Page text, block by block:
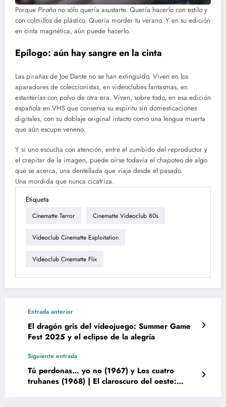
Porque Pirañano sólo quería asustarte. Quería hacerlo con estilo y
con colmillos de plástico. Quería morder tu verano. Y en su edición
en cinta magnética, aún puede hacerlo.
Epílogo: aún hay sangre en la cinta
Las pirañas de Joe Dante no se han extinguido. Viven en los
aparadores de coleccionistas, en videoclubes fantasmas, en
estanterías con polvo de otra era. Viven, sobre todo, en esa edición
española en VHS que conserva su espíritu sin domesticaciones
digitales, con su doblaje original intacto como una lengua muerta
que aún escupe veneno.
Y si uno escucha con atención, entre el zumbido del reproductor y
el crepitar de la imagen, puede oírse todavía el chapoteo de algo
que se acerca, una dentellada que viaja desde el pasado.
Una mordida que nunca cicatriza.
Etiqueta
Cinematte Terror Cinematte Videoclub 80s
Videoclub Cinematte Exploitation
Videoclub Cinematte Flix
Entrada anterior
El dragón gris del videojuego: Summer Game
Fest 2025 y el eclipse de la alegría
Siguiente entrada
Tú perdonas… yo no (1967) y Los cuatro
truhanes (1968) | El claroscuro del oeste: